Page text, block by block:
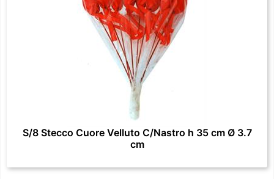
S/8 Stecco Cuore Velluto C/Nastro h 35 cm Ø 3.7
cm